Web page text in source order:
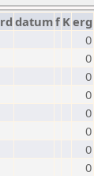
rd datumf Kerg
0
0
0
0
0
0
0
0